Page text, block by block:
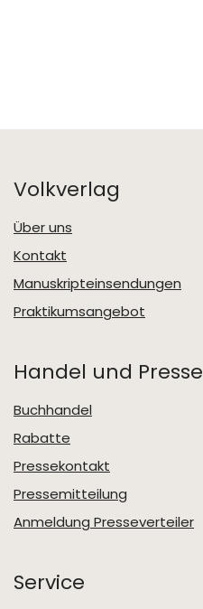
Volkverlag
Über uns
Kontakt
Manuskripteinsendungen
Praktikumsangebot
Handel und Presse
Buchhandel
Rabatte
Pressekontakt
Pressemitteilung
Anmeldung Presseverteiler
Service